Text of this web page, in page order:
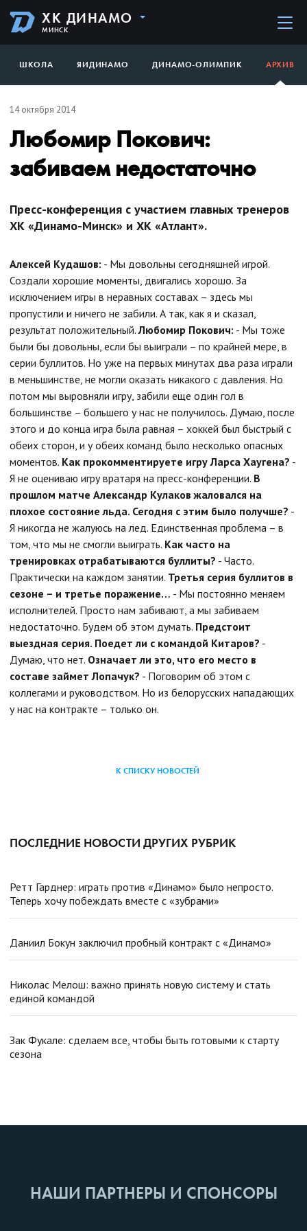
ХК ДИНАМО
МИНСК
ШКОЛА ЯИДИНАМО ДИНАМО-ОЛИМПИК АРХИВ
14 октября 2014
Любомир Покович:
забиваем недостаточно
Пресс-конференция с участием главных тренеров
ХК «Динамо-Минск» и ХК «Атлант».
Алексей Кудашов: - Мы довольны сегодняшней игрой.
Создали хорошие моменты, двигались хорошо. За
исключением игры в неравных составах – здесь мы
пропустили и ничего не забили. А так, как я и сказал,
результат положительный.Любомир Покович: - Мы тоже
были бы довольны, если бы выиграли – по крайней мере, в
серии буллитов. Но уже на первых минутах два раза играли
в меньшинстве, не могли оказать никакого с давления. Но
потом мы выровняли игру, забили еще один гол в
большинстве – большего у нас не получилось. Думаю, после
этого и до конца игра была равная – хоккей был быстрый с
обеих сторон, и у обеих команд было несколько опасных
моментов. Как прокомментируете игру Ларса Хаугена? -
Я не оцениваю игру вратаря на пресс-конференции. В
прошлом матче Александр Кулаков жаловался на
плохое состояние льда. Сегодня с этим было получше? -
Я никогда не жалуюсь на лед. Единственная проблема – в
том, что мы не смогли выиграть. Как часто на
тренировках отрабатываются буллиты? - Часто.
Практически на каждом занятии. Третья серия буллитов в
сезоне – и третье поражение… - Мы постоянно меняем
исполнителей. Просто нам забивают, а мы забиваем
недостаточно. Будем об этом думать. Предстоит
выездная серия. Поедет ли с командой Китаров? -
Думаю, что нет. Означает ли это, что его место в
составе займет Лопачук? - Поговорим об этом с
коллегами и руководством. Но из белорусских нападающих
у нас на контракте – только он.
К СПИСКУ НОВОСТЕЙ
ПОСЛЕДНИЕ НОВОСТИ ДРУГИХ РУБРИК
Ретт Гарднер: играть против «Динамо» было непросто.
Теперь хочу побеждать вместе с «зубрами»
Даниил Бокун заключил пробный контракт с «Динамо»
Николас Мелош: важно принять новую систему и стать
единой командой
Зак Фукале: сделаем все, чтобы быть готовыми к старту
сезона
НАШИ ПАРТНЕРЫ И СПОНСОРЫ